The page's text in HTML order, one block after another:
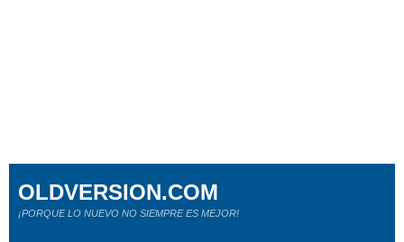
OLDVERSION.COM
¡PORQUE LO NUEVO NO SIEMPRE ES MEJOR!